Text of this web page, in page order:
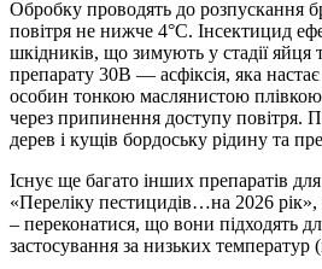
Обробку проводять до розпускання
повітря не нижче 4°С. Інсектицид
шкідників, що зимують у стадії яйця
препарату 30В — асфіксія, яка
особин тонкою маслянистою
через припинення доступу повітря.
дерев і кущів бордоську рідину та
Існує ще багато інших препаратів
«Переліку пестицидів…на 2026 рік»,
– переконатися, що вони підходять
застосування за низьких температур